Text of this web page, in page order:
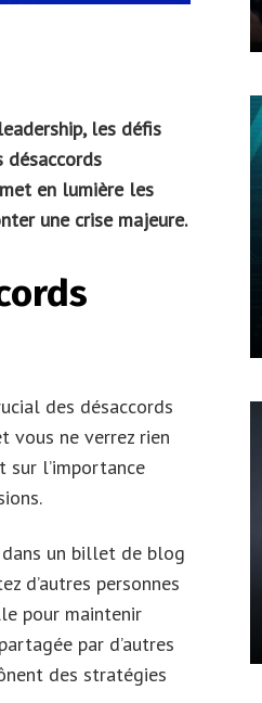
les défis
désaccords
en lumière les
une crise majeure.
des désaccords
vous ne verrez rien
sur l’importance
un billet de blog
d’autres personnes
pour maintenir
par d’autres
des stratégies